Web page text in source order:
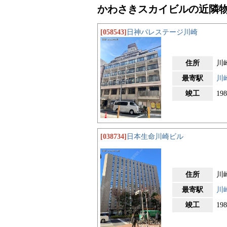
かわさきスカイビルの近隣
[058543] 日神パレステージ川崎
住所
川
最寄駅
川
竣工
[038734] 日本生命川崎ビル
住所
川
最寄駅
川
竣工